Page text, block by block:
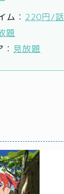
ム： 220円/話
題
見放題